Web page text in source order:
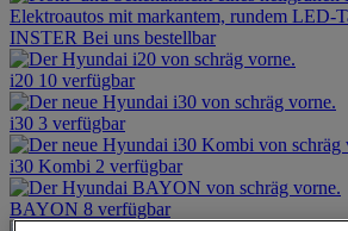
INSTER Bei uns bestellbar
i20 10 verfügbar
i30 3 verfügbar
i30 Kombi 2 verfügbar
BAYON 8 verfügbar